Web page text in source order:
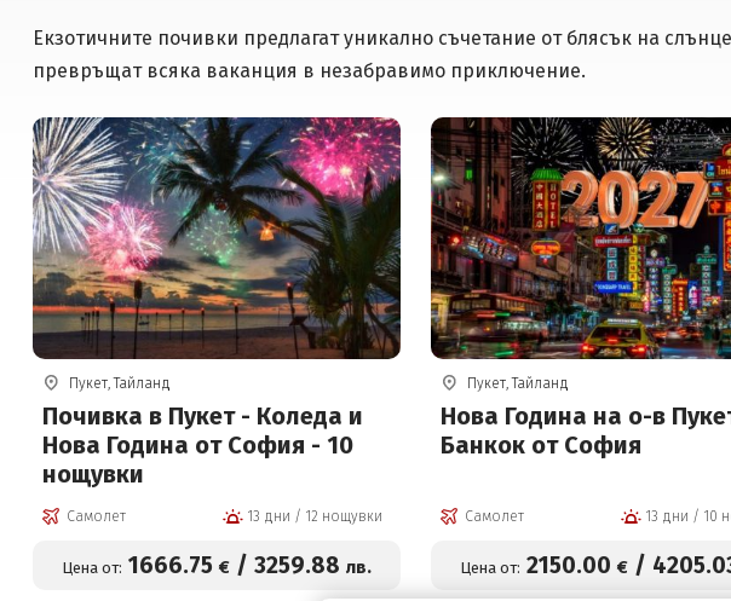
Екзотичните почивки предлагат уникално съчетание от блясък на
превръщат всяка ваканция в незабравимо приключение.
Пукет, Тайланд
Почивка в Пукет - Коледа и
Нова Година от София - 10
нощувки
Самолет 13 дни / 12 нощувки
Цена от: 1666.75 €/ 3259.88 лв.
Пукет, Тайланд
Нова Година на о-в
Банкок от София
Самолет 13
Цена от: 2150.00 €/ 4205